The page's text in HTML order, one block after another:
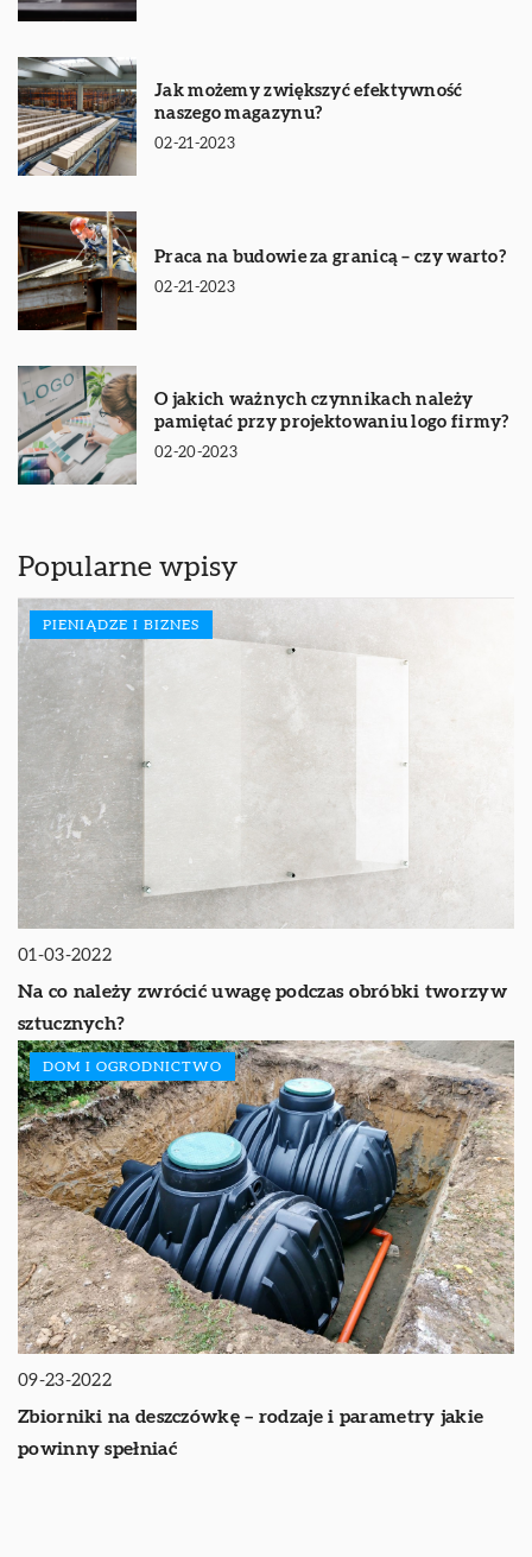
Jak możemy zwiększyć efektywność
naszego magazynu?
02-21-2023
Praca na budowie za granicą – czy warto?
02-21-2023
O jakich ważnych czynnikach należy
pamiętać przy projektowaniu logo firmy?
02-20-2023
Popularne wpisy
PIENIĄDZE I BIZNES
01-03-2022
Na co należy zwrócić uwagę podczas obróbki tworzyw
sztucznych?
DOM I OGRODNICTWO
09-23-2022
Zbiorniki na deszczówkę – rodzaje i parametry jakie
powinny spełniać